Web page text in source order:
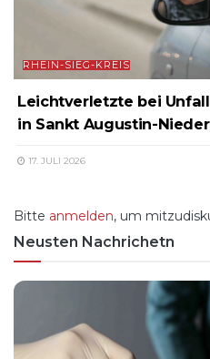
RHEIN-SIEG-KREIS
Leichtverletzte bei
in Sankt Augustin-
17. JULI 2026
Bitte anmelden, um
Neusten Nachrichetn